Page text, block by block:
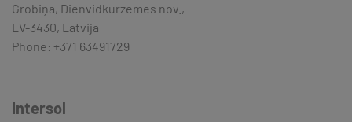
Grobiņa, Dienvidkurzemes nov.,
LV-3430, Latvija
Phone: +371 63491729
Intersol